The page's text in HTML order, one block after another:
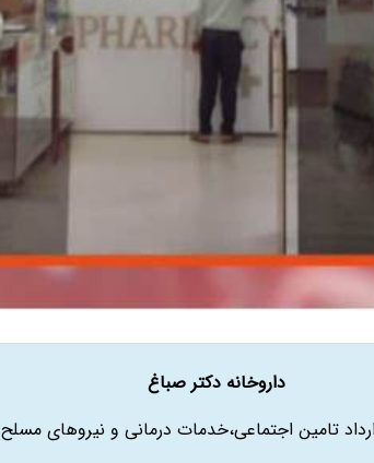
داروخانه دکتر صباغ
تامین اجتماعی،خدمات درمانی و نیروهای مسلح